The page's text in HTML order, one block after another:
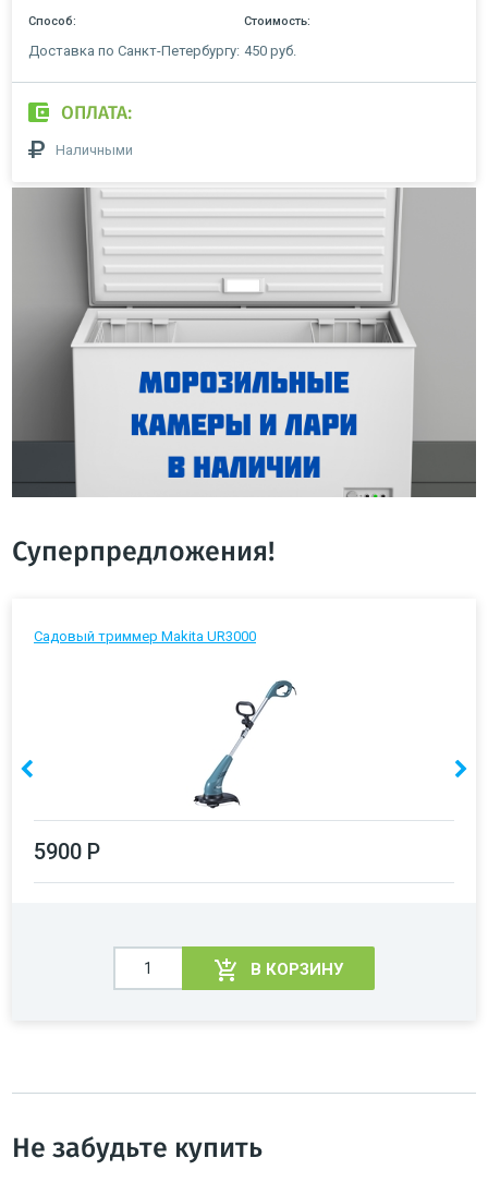
Способ: Стоимость:
Доставка по Санкт-Петербургу: 450 руб.
ОПЛАТА:
Наличными
Суперпредложения!
Садовый триммер Makita UR3000
5900 Р
В КОРЗИНУ
Не забудьте купить